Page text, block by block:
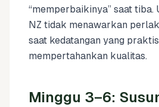
“memperbaikinya” saat tiba.
NZ tidak menawarkan
saat kedatangan yang
mempertahankan kualitas.
Minggu 3–6: